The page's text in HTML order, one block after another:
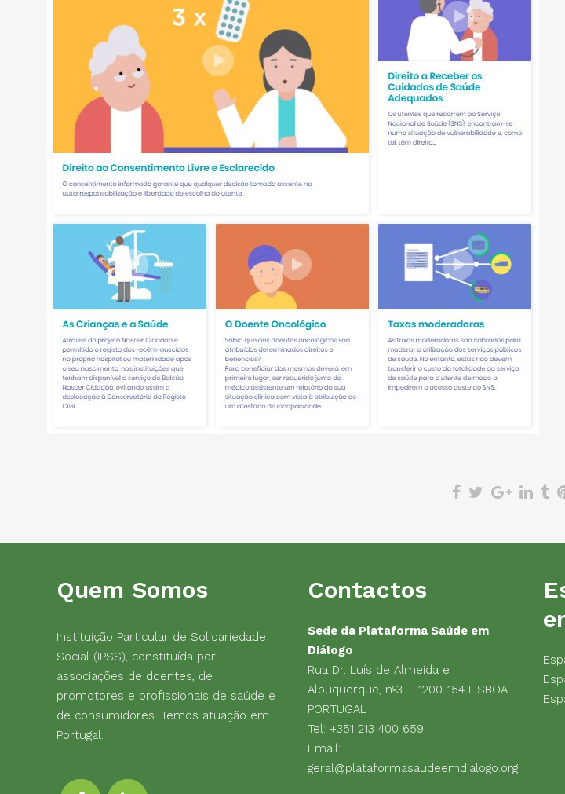
Quem Somos
Instituição Particular de Solidariedade
Social (IPSS), constituída por
associações de doentes, de
promotores e profissionais de saúde e
de consumidores. Temos atuação em
Portugal.
Contactos
Sede da Plataforma Saúde em
Diálogo
Rua Dr. Luís de Almeida e
Albuquerque, nº3 – 1200-154 LISBOA –
PORTUGAL
Tel: +351 213 400 659
Email:
geral@plataformasaudeemdialogo.org